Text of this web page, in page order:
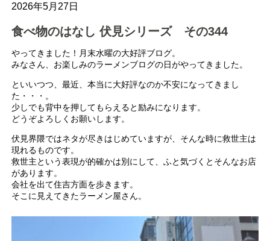
2026年5月27日
食べ物のはなし 伏見シリーズ その344
やってきました！月末水曜の大好評ブログ。
みなさん、お楽しみのラーメンブログの日がやってきました。
といいつつ、最近、本当に大好評なのか不安になってきまし
た・・・。
少しでも背中を押してもらえると励みになります。
どうぞよろしくお願いします。
伏見界隈ではネタが尽きはじめていますが、そんな時に救世主は
現れるものです。
救世主という表現が的確かは別にして、ふと気づくとそんなお店
があります。
会社を出て住吉方面を歩きます。
そこに見えてきたラーメン屋さん。